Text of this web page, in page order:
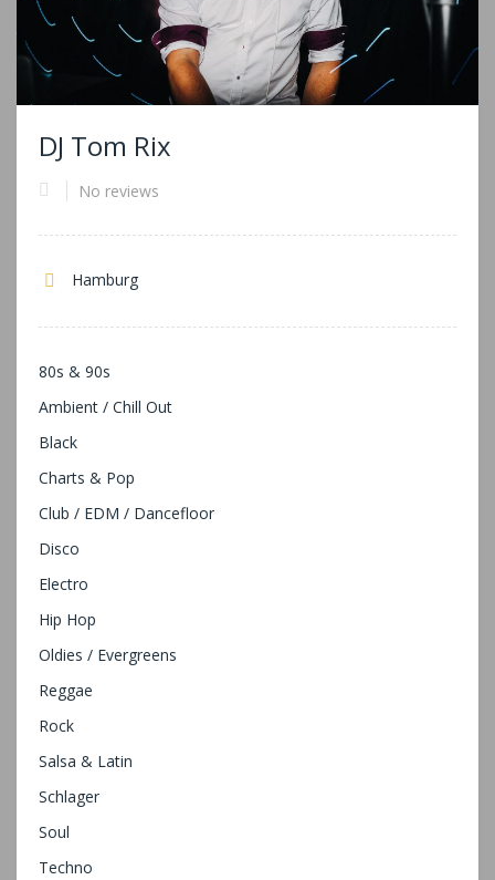
DJ Tom Rix
No reviews
Hamburg
80s & 90s
Ambient / Chill Out
Black
Charts & Pop
Club / EDM / Dancefloor
Disco
Electro
Hip Hop
Oldies / Evergreens
Reggae
Rock
Salsa & Latin
Schlager
Soul
Techno